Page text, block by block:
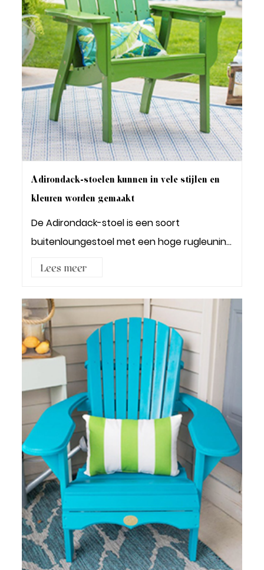
Adirondack-stoelen kunnen in vele stijlen en
kleuren worden gemaakt
De Adirondack-stoel is een soort
buitenloungestoel met een hoge rugleuning
Lees meer3